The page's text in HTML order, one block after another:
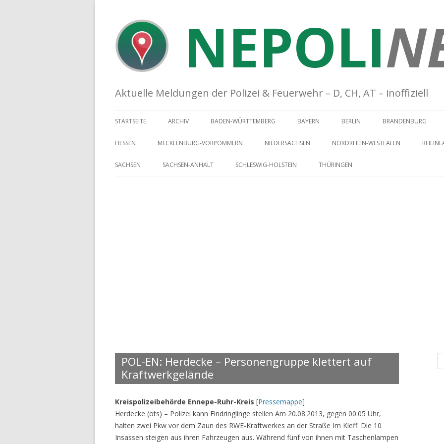
NEPOLI
Aktuelle Meldungen der Polizei & Feuerwehr – D, CH, AT – inoffiziell
STARTSEITE ARCHIV BADEN-WÜRTTEMBERG BAYERN BERLIN BRANDENBURG
HESSEN MECKLENBURG-VORPOMMERN NIEDERSACHSEN NORDRHEIN-WESTFALEN
SACHSEN SACHSEN-ANHALT SCHLESWIG-HOLSTEIN THÜRINGEN
POL-EN: Herdecke – Personengruppe klettert auf
Kraftwerkgelände
Kreispolizeibehörde Ennepe-Ruhr-Kreis [Pressemappe]
Herdecke (ots) – Polizei kann Eindringlinge stellen Am 20.08.2013, gegen 00.05 Uhr,
halten zwei Pkw vor dem Zaun des RWE-Kraftwerkes an der Straße Im Kleff. Die 10
Insassen steigen aus ihren Fahrzeugen aus. Während fünf von ihnen mit Taschenlampen